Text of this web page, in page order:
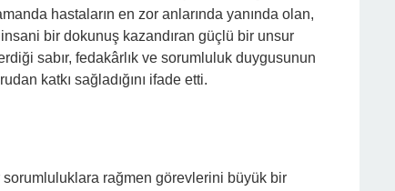
hastaların en zor anlarında yanında olan,
bir dokunuş kazandıran güçlü bir unsur
sabır, fedakârlık ve sorumluluk duygusunun
katkı sağladığını ifade etti.
sorumluluklara rağmen görevlerini büyük bir